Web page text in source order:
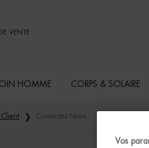
VENTE
HOMME CORPS & SOLAIRE
Client Contactez-Nous
Vos